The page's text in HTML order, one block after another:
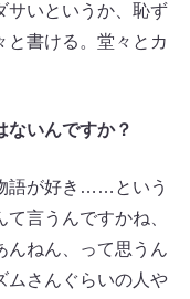
サいというか、恥ず
書ける。堂々とカ
いんですか？
語が好き……という
言うんですかね、
んねん、って思うん
ムさんぐらいの人や